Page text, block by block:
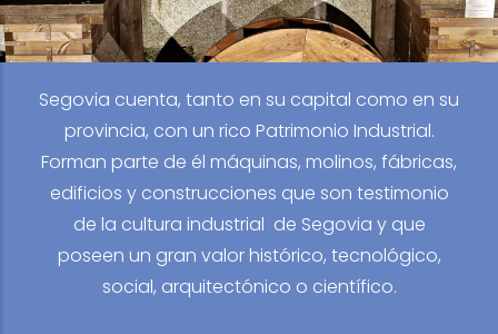
Segovia cuenta, tanto en su capital como en su
provincia, con un rico Patrimonio Industrial.
Forman parte de él máquinas, molinos, fábricas,
edificios y construcciones que son testimonio
de la cultura industrial de Segovia y que
poseen un gran valor histórico, tecnológico,
social, arquitectónico o científico.